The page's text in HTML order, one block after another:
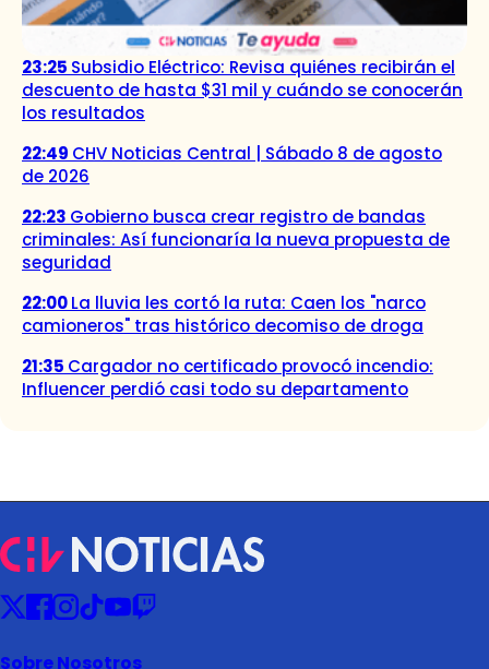
23:25 Subsidio Eléctrico: Revisa quiénes recibirán el
descuento de hasta $31 mil y cuándo se conocerán
los resultados
22:49 CHV Noticias Central | Sábado 8 de agosto
de 2026
22:23 Gobierno busca crear registro de bandas
criminales: Así funcionaría la nueva propuesta de
seguridad
22:00La lluvia les cortó la ruta: Caen los "narco
camioneros" tras histórico decomiso de droga
21:35 Cargador no certificado provocó incendio:
Influencer perdió casi todo su departamento
Sobre Nosotros